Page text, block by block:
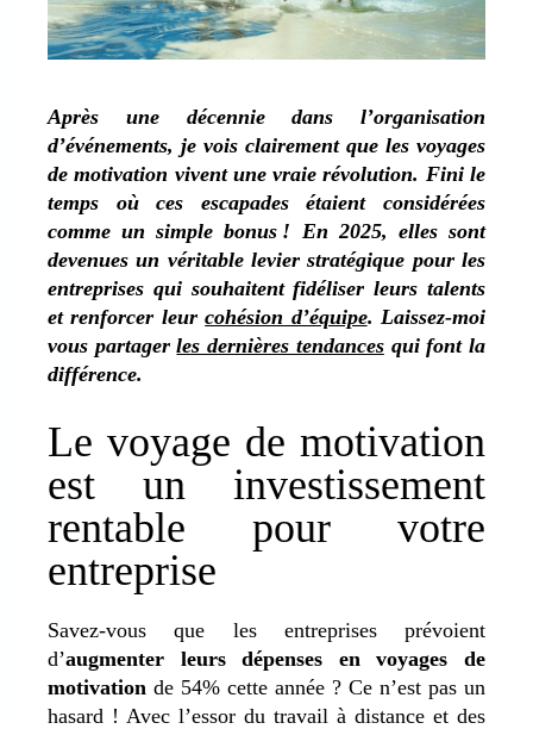
Après une décennie dans l’organisation
d’événements, je vois clairement que les voyages
de motivation vivent une vraie révolution. Fini le
temps où ces escapades étaient considérées
comme un simple bonus ! En 2025, elles sont
devenues un véritable levier stratégique pour les
entreprises qui souhaitent fidéliser leurs talents
et renforcer leurcohésion d’équipe. Laissez-moi
vous partagerles dernières tendancesqui font la
différence.
Le voyage de motivation
est un investissement
rentable pour votre
entreprise
Savez-vous que les entreprises prévoient
d’augmenter leurs dépenses en voyages de
motivation de 54% cette année ? Ce n’est pas un
hasard ! Avec l’essor du travail à distance et des